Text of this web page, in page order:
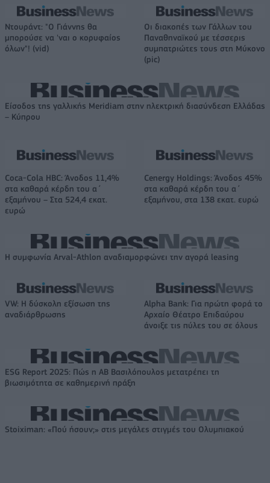
Ντουράντ: "Ο Γιάννης θα
μπορούσε να 'ναι ο κορυφαίος
όλων"! (vid)
Οι διακοπές των Γάλλων του
Παναθηναϊκού με τέσσερις
συμπατριώτες τους στη Μύκονο
(pic)
Είσοδος της γαλλικής Meridiam στην ηλεκτρική διασύνδεση Ελλάδας
– Κύπρου
Coca-Cola HBC: Άνοδος 11,4%
στα καθαρά κέρδη του α΄
εξαμήνου – Στα 524,4 εκατ.
ευρώ
Cenergy Holdings: Άνοδος 45%
στα καθαρά κέρδη του α΄
εξαμήνου, στα 138 εκατ. ευρώ
Η συμφωνία Arval-Athlon αναδιαμορφώνει την αγορά leasing
VW: Η δύσκολη εξίσωση της
αναδιάρθρωσης
Alpha Bank: Για πρώτη φορά το
Αρχαίο Θέατρο Επιδαύρου
άνοιξε τις πύλες του σε όλους
ESG Report 2025: Πώς η ΑΒ Βασιλόπουλος μετατρέπει τη
βιωσιμότητα σε καθημερινή πράξη
Stoiximan: «Πού ήσουν;» στις μεγάλες στιγμές του Ολυμπιακού